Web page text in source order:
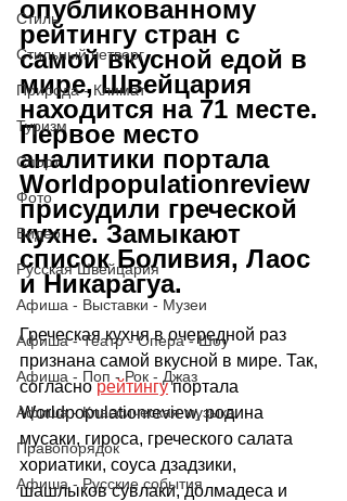
Стиль
Стильный четверг
Природа - Климат
Туризм
Спорт
Фото
Видео
Русская Швейцария
Афиша - Выставки - Музеи
Афиша - Театр - Опера - Шоу
Афиша - Поп - Рок - Джаз
Афиша - Классическая музыка
Правопорядок
Афиша - Русские события
опубликованному
рейтингу стран с
самой вкусной едой в
мире, Швейцария
находится на 71 месте.
Первое место
аналитики портала
Worldpopulationreview
присудили греческой
кухне. Замыкают
список Боливия, Лаос
и Никарагуа.
Греческая кухня в очередной раз
признана самой вкусной в мире. Так,
согласно рейтингу портала
Worldpopulationreview, родина
мусаки, гироса, греческого салата
хориатики, соуса дзадзики,
шашлыков сувлаки, долмадеса и